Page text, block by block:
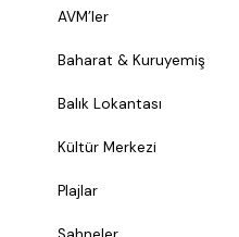
AVM’ler
Baharat & Kuruyemiş
Balık Lokantası
Kültür Merkezi
Plajlar